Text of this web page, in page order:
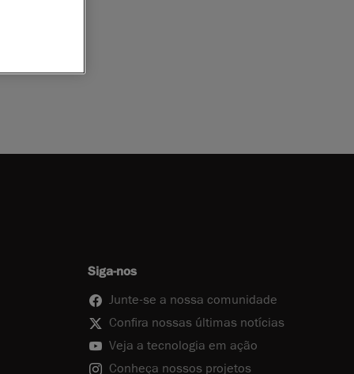
Siga-nos
Junte-se a nossa comunidade
Confira nossas últimas notícias
Veja a tecnologia em ação
Conheça nossos projetos